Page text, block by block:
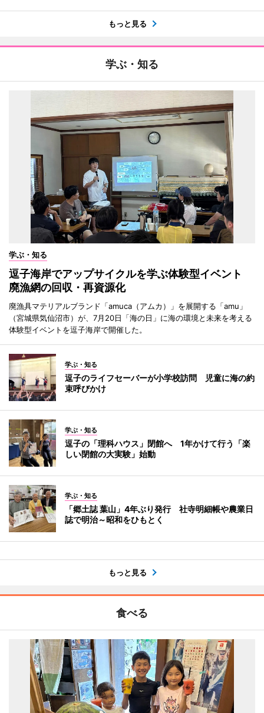
もっと見る
学ぶ・知る
学ぶ・知る
逗子海岸でアップサイクルを学ぶ体験型イベント
廃漁網の回収・再資源化
廃漁具マテリアルブランド「amuca（アムカ）」を展開する「amu」
（宮城県気仙沼市）が、7月20日「海の日」に海の環境と未来を考える
体験型イベントを逗子海岸で開催した。
学ぶ・知る
逗子のライフセーバーが小学校訪問 児童に海の約
束呼びかけ
学ぶ・知る
逗子の「理科ハウス」閉館へ 1年かけて行う「楽
しい閉館の大実験」始動
学ぶ・知る
「郷土誌 葉山」4年ぶり発行 社寺明細帳や農業日
誌で明治～昭和をひもとく
もっと見る
食べる